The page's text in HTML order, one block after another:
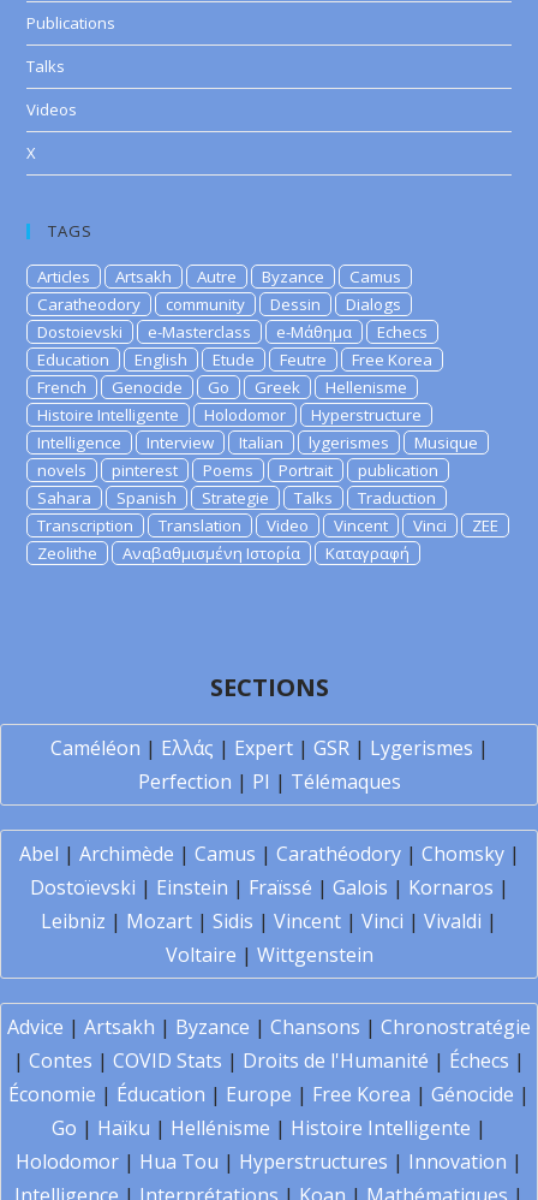
Publications
Talks
Videos
X
TAGS
Articles Artsakh Autre Byzance
Camus
Caratheodory
community Dessin
Dialogs
Dostoievski
e-Masterclass e-Μάθημα
Echecs
Education
English Etude Feutre
Free Korea
French
Genocide Go Greek
Hellenisme
Histoire Intelligente
Holodomor
Hyperstructure
Intelligence
Interview Italian lygerismes
Musique
novels
pinterest Poems Portrait
publication
Sahara
Spanish Strategie Talks
Traduction
Transcription
Translation Video Vincent Vinci
ZEE
Zeolithe
Αναβαθμισμένη Ιστορία Καταγραφή
SECTIONS
Caméléon | Ελλάς | Expert| GSR| Lygerismes |
Perfection | PI | Télémaques
Abel | Archimède | Camus | Carathéodory| Chomsky|
Dostoïevski | Einstein | Fraïssé | Galois | Kornaros |
Leibniz | Mozart | Sidis | Vincent | Vinci | Vivaldi |
Voltaire | Wittgenstein
Advice | Artsakh | Byzance | Chansons | Chronostratégie
| Contes | COVID Stats | Droits de l'Humanité | Échecs |
Économie | Éducation | Europe | Free Korea | Génocide |
Go | Haïku | Hellénisme | Histoire Intelligente |
Holodomor | Hua Tou | Hyperstructures | Innovation |